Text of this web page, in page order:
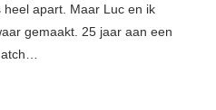
apart. Maar Luc en ik
gemaakt. 25 jaar aan een